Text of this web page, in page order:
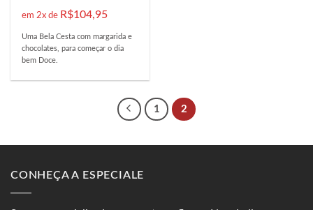
em 2x de R$104,95
Uma Bela Cesta com margarida e
chocolates, para começar o dia
bem Doce.
1 2
CONHEÇA A ESPECIALE